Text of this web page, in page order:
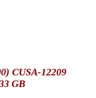
CUSA-12209
GB